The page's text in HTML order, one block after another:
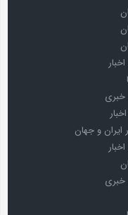
خبری
ایران و جهان
خبری